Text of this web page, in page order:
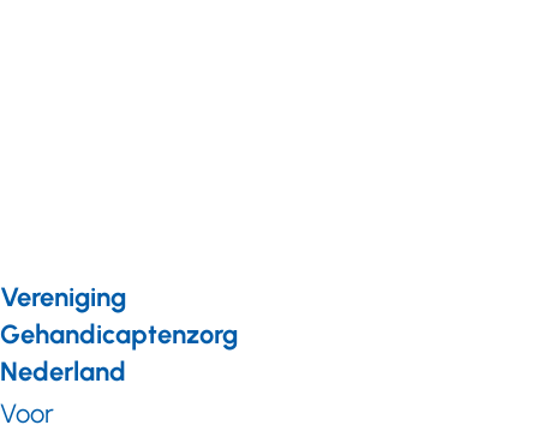
Vereniging
Gehandicaptenzorg
Nederland
Voor